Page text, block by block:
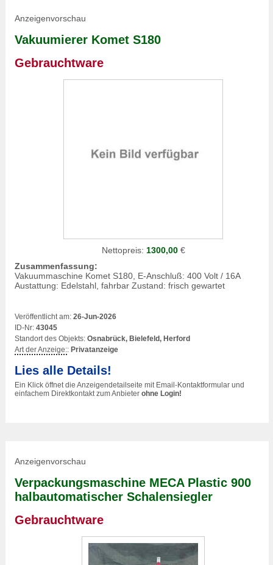
Anzeigenvorschau
Vakuumierer Komet S180
Gebrauchtware
Nettopreis: 1300,00€
Zusammenfassung:
Vakuummaschine Komet S180, E-Anschluß: 400 Volt / 16A
Austattung: Edelstahl, fahrbar Zustand: frisch gewartet
Veröffentlicht am: 26-Jun-2026
ID-Nr: 43045
Standort des Objekts: Osnabrück, Bielefeld, Herford
Art der Anzeige:: Privatanzeige
Lies alle Details!
Ein Klick öffnet die Anzeigendetailseite mit Email-Kontaktformular und
einfachem Direktkontakt zum Anbieter ohne Login!
Anzeigenvorschau
Verpackungsmaschine MECA Plastic 900
halbautomatischer Schalensiegler
Gebrauchtware